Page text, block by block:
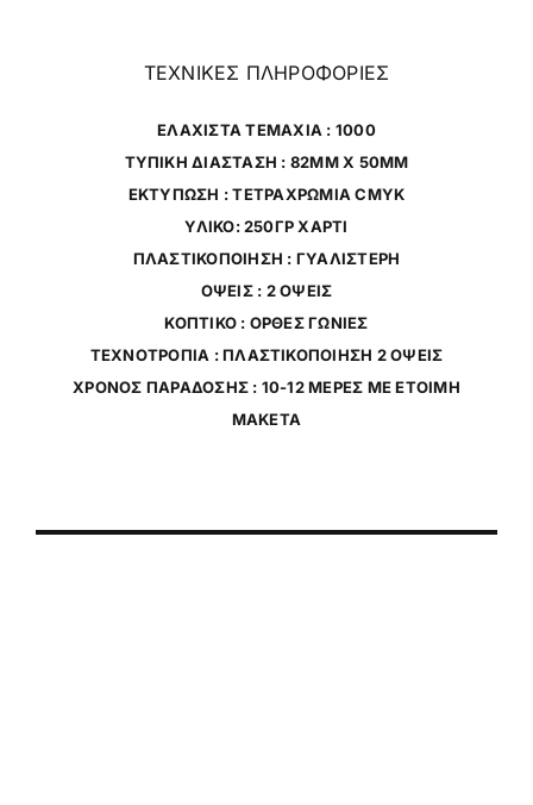
ΤΕΧΝΙΚΕΣ ΠΛΗΡΟΦΟΡΙΕΣ
ΕΛΑΧΙΣΤΑ ΤΕΜΑΧΙΑ : 1000
ΤΥΠΙΚΗ ΔΙΑΣΤΑΣΗ : 82MM X 50MM
ΕΚΤΥΠΩΣΗ : ΤΕΤΡΑΧΡΩΜΙΑ CMYK
ΥΛΙΚΟ: 250ΓΡ ΧΑΡΤΙ
ΠΛΑΣΤΙΚΟΠΟΙΗΣΗ : ΓΥΑΛΙΣΤΕΡΗ
ΟΨΕΙΣ : 2 ΟΨΕΙΣ
ΚΟΠΤΙΚΟ : ΟΡΘΕΣ ΓΩΝΙΕΣ
ΤΕΧΝΟΤΡΟΠΙΑ : ΠΛΑΣΤΙΚΟΠΟΙΗΣΗ 2 ΟΨΕΙΣ
ΧΡΟΝΟΣ ΠΑΡΑΔΟΣΗΣ : 10-12 ΜΕΡΕΣ ΜΕ ΕΤΟΙΜΗ
ΜΑΚΕΤΑ